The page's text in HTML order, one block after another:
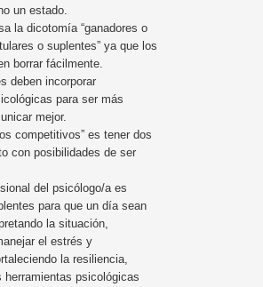
un estado.
la dicotomía “ganadores o
o suplentes” ya que los
borrar fácilmente.
deben incorporar
para ser más
mejor.
competitivos” es tener dos
con posibilidades de ser
del psicólogo/a es
para que un día sean
la situación,
el estrés y
la resiliencia,
herramientas psicológicas